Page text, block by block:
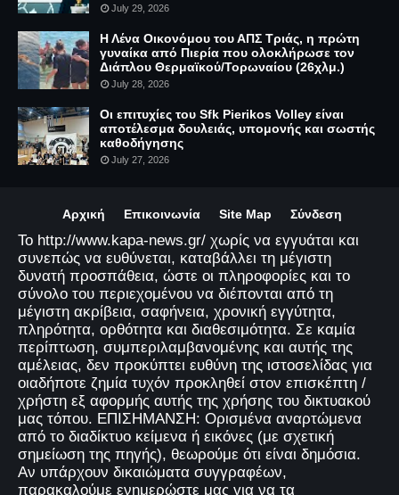
July 29, 2026
Η Λένα Οικονόμου του ΑΠΣ Τριάς, η πρώτη
γυναίκα από Πιερία που ολοκλήρωσε τον
Διάπλου Θερμαϊκού/Τορωναίου (26χλμ.)
July 28, 2026
Οι επιτυχίες του Sfk Pierikos Volley είναι
αποτέλεσμα δουλειάς, υπομονής και σωστής
καθοδήγησης
July 27, 2026
Αρχική Επικοινωνία Site Map Σύνδεση
Το http://www.kapa-news.gr/ χωρίς να εγγυάται και
συνεπώς να ευθύνεται, καταβάλλει τη μέγιστη
δυνατή προσπάθεια, ώστε οι πληροφορίες και το
σύνολο του περιεχομένου να διέπονται από τη
μέγιστη ακρίβεια, σαφήνεια, χρονική εγγύτητα,
πληρότητα, ορθότητα και διαθεσιμότητα. Σε καμία
περίπτωση, συμπεριλαμβανομένης και αυτής της
αμέλειας, δεν προκύπτει ευθύνη της ιστοσελίδας για
οιαδήποτε ζημία τυχόν προκληθεί στον επισκέπτη /
χρήστη εξ αφορμής αυτής της χρήσης του δικτυακού
μας τόπου. ΕΠΙΣΗΜΑΝΣΗ: Ορισμένα αναρτώμενα
από το διαδίκτυο κείμενα ή εικόνες (με σχετική
σημείωση της πηγής), θεωρούμε ότι είναι δημόσια.
Αν υπάρχουν δικαιώματα συγγραφέων,
παρακαλούμε ενημερώστε μας για να τα